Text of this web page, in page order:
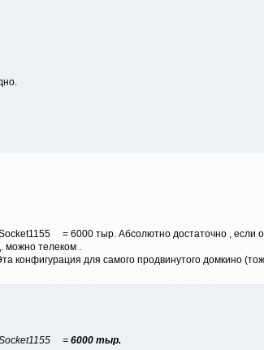
= 6000 тыр. Абсолютно достаточно , если
можно телеком .
конфигурация для самого продвинутого домкино
Socket1155 = 6000 тыр.